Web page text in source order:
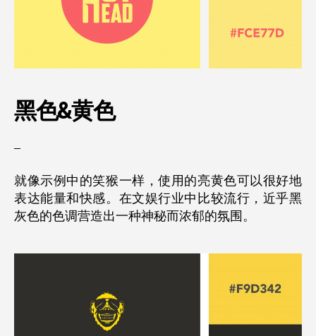
黑色&黄色
–
就像示例中的笑猴一样，使用的亮黄色可以很好地
表达能量和快感。在文娱行业中比较流行，近乎黑
灰色的色调营造出一种神秘而浓郁的氛围。